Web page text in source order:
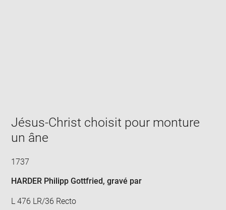
window
Jésus-Christ choisit pour monture
un âne
1737
HARDER Philipp Gottfried, gravé par
L 476 LR/36 Recto